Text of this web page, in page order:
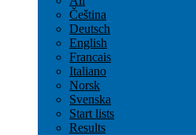
Čeština
Deutsch
English
Francais
Italiano
Norsk
Svenska
Start lists
Results